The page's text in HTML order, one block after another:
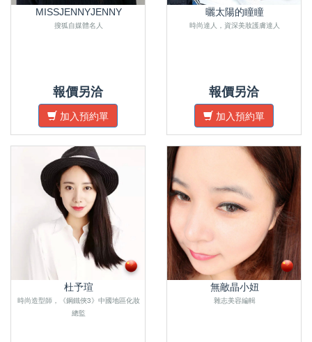
MISSJENNYJENNY
搜狐自媒體名人
報價另洽
加入預約單
曬太陽的瞳瞳
時尚達人，資深美妝護膚達人
報價另洽
加入預約單
杜予瑄
時尚造型師，《鋼鐵俠3》中國地區化妝
總監
無敵晶小妞
雜志美容編輯